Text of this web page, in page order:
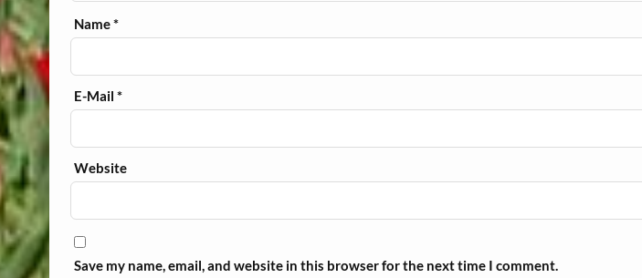
Name*
E-Mail*
Website
Save my name, email, and website in this browser for the next time I comment.